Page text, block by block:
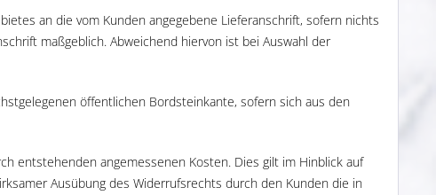
an die vom Kunden angegebene Lieferanschrift, sofern nichts
maßgeblich. Abweichend hiervon ist bei Auswahl der
öffentlichen Bordsteinkante, sofern sich aus den
entstehenden angemessenen Kosten. Dies gilt im Hinblick auf
Ausübung des Widerrufsrechts durch den Kunden die in